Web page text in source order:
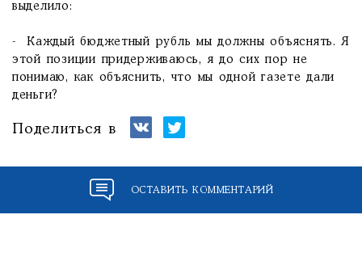
выделило:
- Каждый бюджетный рубль мы должны объяснять. Я
этой позиции придерживаюсь, я до сих пор не
понимаю, как объяснить, что мы одной газете дали
деньги?
Поделиться в
ОСТАВИТЬ КОММЕНТАРИЙ